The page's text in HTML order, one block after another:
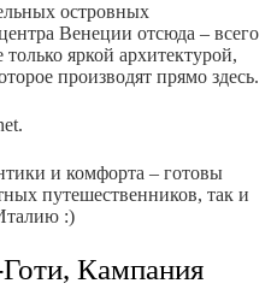
островных
Венеции отсюда – всего
яркой архитектурой,
производят прямо здесь.
и комфорта – готовы
путешественников, так и
:)
Кампания